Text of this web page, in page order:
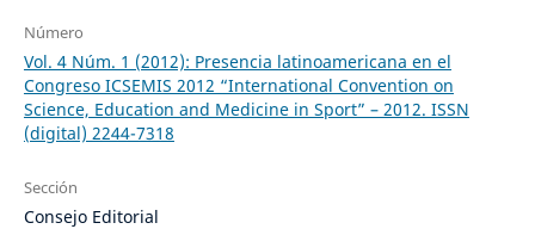
Número
Vol. 4 Núm. 1 (2012): Presencia latinoamericana en el
Congreso ICSEMIS 2012 “International Convention on
Science, Education and Medicine in Sport” – 2012. ISSN
(digital) 2244-7318
Sección
Consejo Editorial